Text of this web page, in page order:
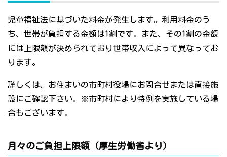
児童福祉法に基づいた料金が発生します。利用料金のう
ち、世帯が負担する金額は1割です。また、その1割の金額
には上限額が決められており世帯収入によって異なってお
ります。
詳しくは、お住まいの市町村役場にお問合せまたは直接施
設にご確認下さい。※市町村により特例を実施している場
合もございます。
月々のご負担上限額（厚生労働省より）